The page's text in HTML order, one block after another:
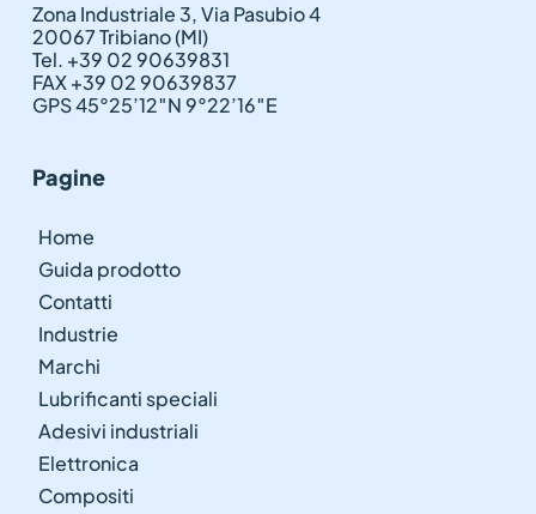
Zona Industriale 3, Via Pasubio 4
20067 Tribiano (MI)
Tel. +39 02 90639831
FAX +39 02 90639837
GPS 45°25’12″N 9°22’16″E
Pagine
Home
Guida prodotto
Contatti
Industrie
Marchi
Lubrificanti speciali
Adesivi industriali
Elettronica
Compositi